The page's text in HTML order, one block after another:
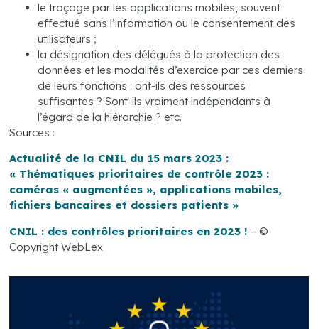
le traçage par les applications mobiles, souvent
effectué sans l’information ou le consentement des
utilisateurs ;
la désignation des délégués à la protection des
données et les modalités d’exercice par ces derniers
de leurs fonctions : ont-ils des ressources
suffisantes ? Sont-ils vraiment indépendants à
l’égard de la hiérarchie ? etc.
Sources :
Actualité de la CNIL du 15 mars 2023 :
« Thématiques prioritaires de contrôle 2023 :
caméras « augmentées », applications mobiles,
fichiers bancaires et dossiers patients »
CNIL : des contrôles prioritaires en 2023 ! – ©
Copyright WebLex